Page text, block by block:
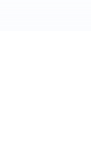
Thailand